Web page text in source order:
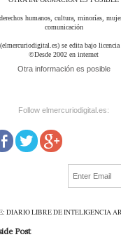
humanos, cultura, minorías,
comunicación
se edita bajo
©Desde 2002 en internet
Otra información es posible
Follow elmercuriodigital.es:
DIARIO LIBRE DE INTELIGENCIA
Post